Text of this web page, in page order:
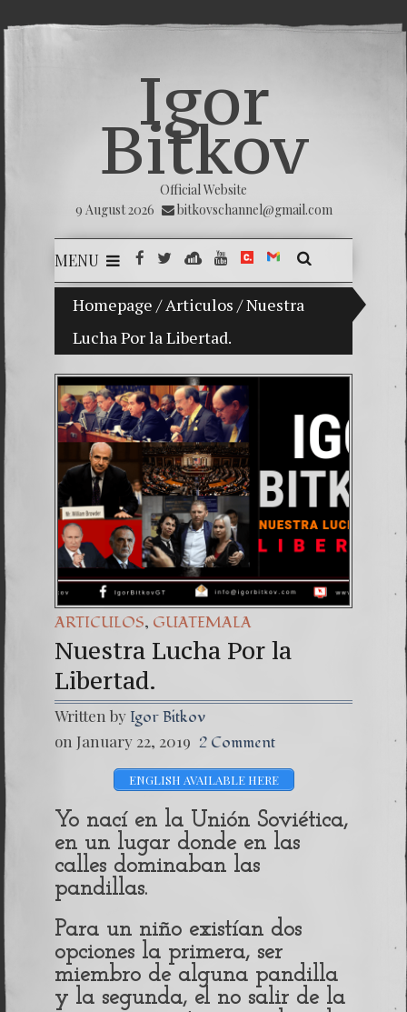
Igor
Bitkov
Official Website
9 August 2026
bitkovschannel@gmail.com
MENU
Homepage /Articulos /Nuestra
Lucha Por la Libertad.
Vladimir Bitkov, a promising Guatemalan tennis
7.
ARTICULOS, GUATEMALA
Nuestra Lucha Por la
Libertad.
Written by Igor Bitkov
on January 22, 2019 2 Comment
ENGLISH AVAILABLE HERE
Yo nací en la Unión Soviética,
en un lugar donde en las
calles dominaban las
pandillas.
Para un niño existían dos
opciones la primera, ser
miembro de alguna pandilla
y la segunda, el no salir de la